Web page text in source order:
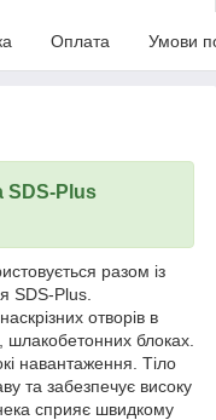
Оплата Умови
SDS-Plus
разом із
SDS-Plus.
отворів в
шлакобетонних блоках.
навантаження. Тіло
та забезпечує високу
сприяє швидкому